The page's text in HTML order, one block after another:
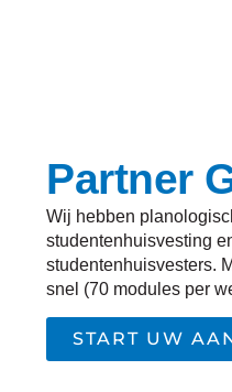
Partner
Wij hebben
studentenhuisvesting
studentenhuisvesters.
snel (70 modules per
START UW